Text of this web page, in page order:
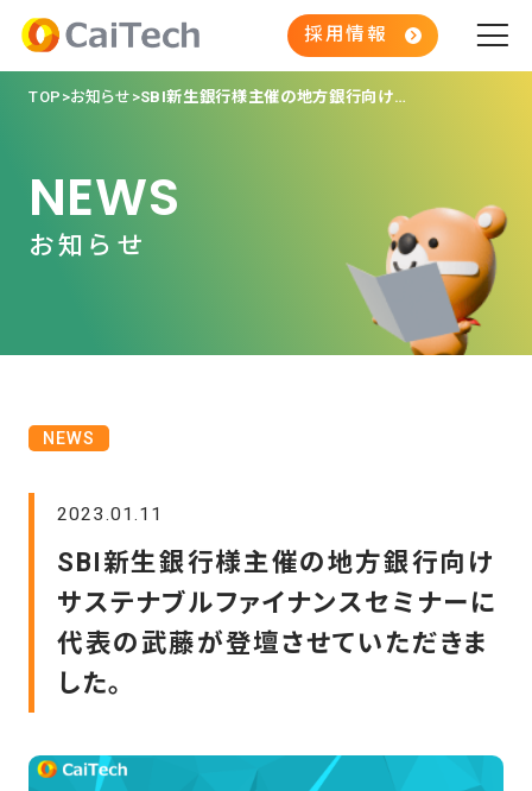
採用情報
TOP お知らせ SBI新生銀行様主催の地方銀行向けサステナブルファイナンスセミナーに代表の武藤が登壇させていただきました。
NEWS
お知らせ
NEWS
2023.01.11
SBI新生銀行様主催の地方銀行向け
サステナブルファイナンスセミナーに
代表の武藤が登壇させていただきま
した。